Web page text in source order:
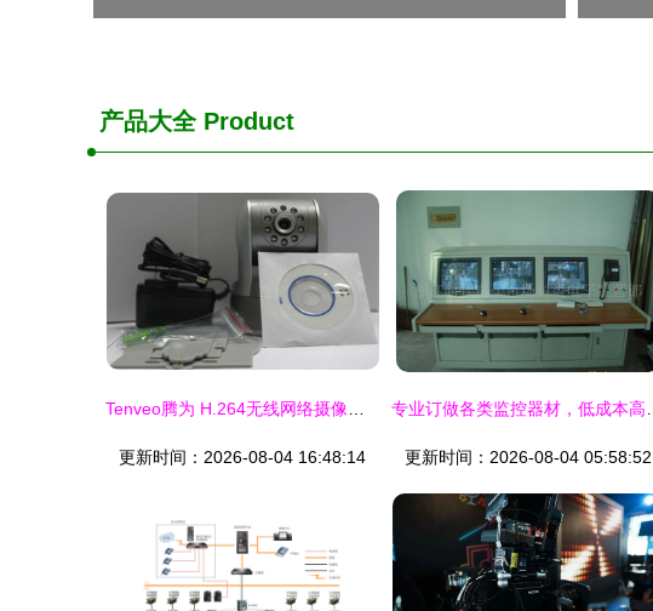
产品大全Product
更新时间：2026-08-04 16:48:14 更新时间：2026-08-04 05:58:52